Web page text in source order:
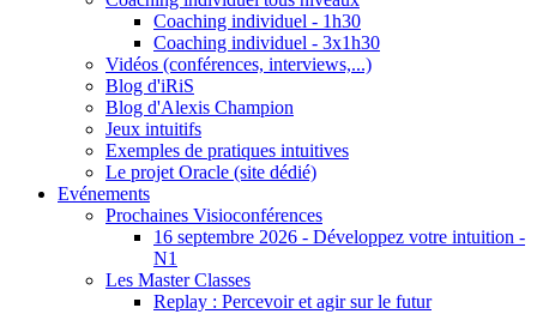
Coaching individuel - 1h30
Coaching individuel - 3x1h30
Vidéos (conférences, interviews,...)
Blog d'iRiS
Blog d'Alexis Champion
Jeux intuitifs
Exemples de pratiques intuitives
Le projet Oracle (site dédié)
Evénements
Prochaines Visioconférences
16 septembre 2026 - Développez votre intuition -
N1
Les Master Classes
Replay : Percevoir et agir sur le futur